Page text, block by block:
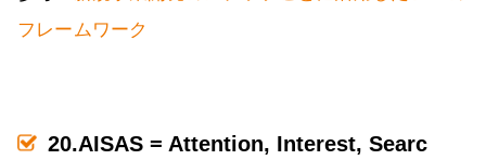
フレームワーク
20.AISAS = Attention, Interest, Searc